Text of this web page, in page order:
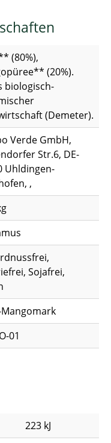
(80%),
(20%).
biologisch-
(Demeter).
Verde GmbH,
Str.6, DE-
Uhldingen-
,
Sojafrei,
01
223 kJ